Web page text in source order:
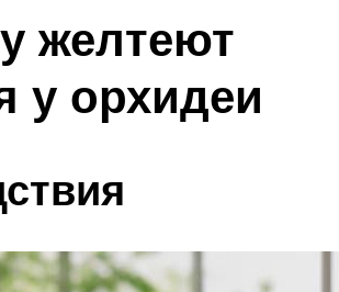
желтеют
у орхидеи